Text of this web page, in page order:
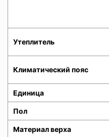
Утеплитель
Климатический пояс
Единица
Пол
Материал верха